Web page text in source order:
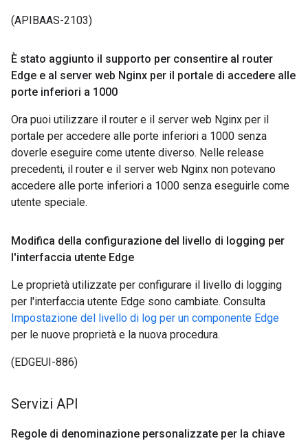
(APIBAAS-2103)
È stato aggiunto il supporto per consentire al router
Edge e al server web Nginx per il portale di accedere alle
porte inferiori a 1000
Ora puoi utilizzare il router e il server web Nginx per il
portale per accedere alle porte inferiori a 1000 senza
doverle eseguire come utente diverso. Nelle release
precedenti, il router e il server web Nginx non potevano
accedere alle porte inferiori a 1000 senza eseguirle come
utente speciale.
Modifica della configurazione del livello di logging per
l'interfaccia utente Edge
Le proprietà utilizzate per configurare il livello di logging
per l'interfaccia utente Edge sono cambiate. Consulta
Impostazione del livello di log per un componente Edge
per le nuove proprietà e la nuova procedura.
(EDGEUI-886)
Servizi API
Regole di denominazione personalizzate per la chiave